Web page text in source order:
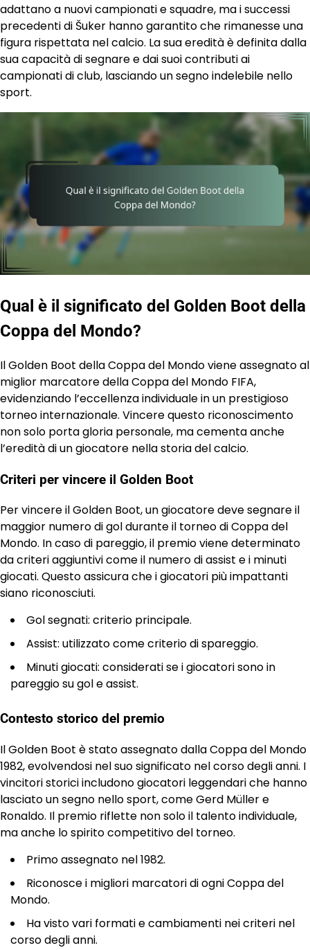
adattano a nuovi campionati e squadre, ma i successi
precedenti di Šuker hanno garantito che rimanesse una
figura rispettata nel calcio. La sua eredità è definita dalla
sua capacità di segnare e dai suoi contributi ai
campionati di club, lasciando un segno indelebile nello
sport.
Qual è il significato del Golden Boot della
Coppa del Mondo?
Il Golden Boot della Coppa del Mondo viene assegnato al
miglior marcatore della Coppa del Mondo FIFA,
evidenziando l’eccellenza individuale in un prestigioso
torneo internazionale. Vincere questo riconoscimento
non solo porta gloria personale, ma cementa anche
l’eredità di un giocatore nella storia del calcio.
Criteri per vincere il Golden Boot
Per vincere il Golden Boot, un giocatore deve segnare il
maggior numero di gol durante il torneo di Coppa del
Mondo. In caso di pareggio, il premio viene determinato
da criteri aggiuntivi come il numero di assist e i minuti
giocati. Questo assicura che i giocatori più impattanti
siano riconosciuti.
Gol segnati: criterio principale.
Assist: utilizzato come criterio di spareggio.
Minuti giocati: considerati se i giocatori sono in
pareggio su gol e assist.
Contesto storico del premio
Il Golden Boot è stato assegnato dalla Coppa del Mondo
1982, evolvendosi nel suo significato nel corso degli anni. I
vincitori storici includono giocatori leggendari che hanno
lasciato un segno nello sport, come Gerd Müller e
Ronaldo. Il premio riflette non solo il talento individuale,
ma anche lo spirito competitivo del torneo.
Primo assegnato nel 1982.
Riconosce i migliori marcatori di ogni Coppa del
Mondo.
Ha visto vari formati e cambiamenti nei criteri nel
corso degli anni.